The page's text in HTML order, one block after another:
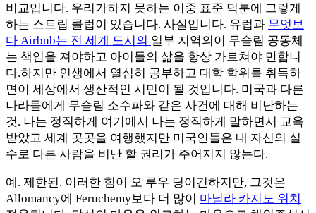
비교입니다. 우리가하지 못하는 이중 표준 덕분에 그렇게
하는 스트립 클럽이 있습니다. 사실입니다. 유럽과 무엇보
다 Airbnb는 전 세계 도시의 일부 지역의이 무슬림 공동체
는 책임을 져야하고 아이들의 삶을 항상 가르쳐야 만합니
다.하지만 인생에서 열심히 공부하고 대학 학위를 취득하
면이 세상에서 생산적인 시민이 될 것입니다. 미국과 다른
나라들에게 무슬림 소수파와 같은 사건에 대해 비난하는
것. 나는 정직하게 여기에서 나는 정직하게 말하면서 교육
받았고 세계 곳곳을 여행했지만 미국인들은 내 자신의 실
수로 다른 사람을 비난 할 권리가 주어지지 않는다.
예. 제한된. 이러한 힘이 오 루우 딩이긴하지만, 그것은
Allomancy에 Feruchemy보다 더 많이 마닐라 카지노 위치